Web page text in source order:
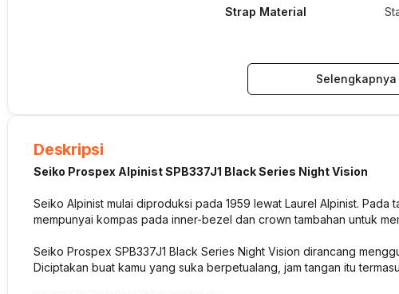
Strap Material
Selengkapnya
Deskripsi
Seiko Prospex Alpinist SPB337J1 Black Series Night Vision
Seiko Alpinist mulai diproduksi pada 1959 lewat Laurel Alpinist. Pada
mempunyai kompas pada inner-bezel dan crown tambahan untuk
Seiko Prospex SPB337J1 Black Series Night Vision dirancang
Diciptakan buat kamu yang suka berpetualang, jam tangan itu